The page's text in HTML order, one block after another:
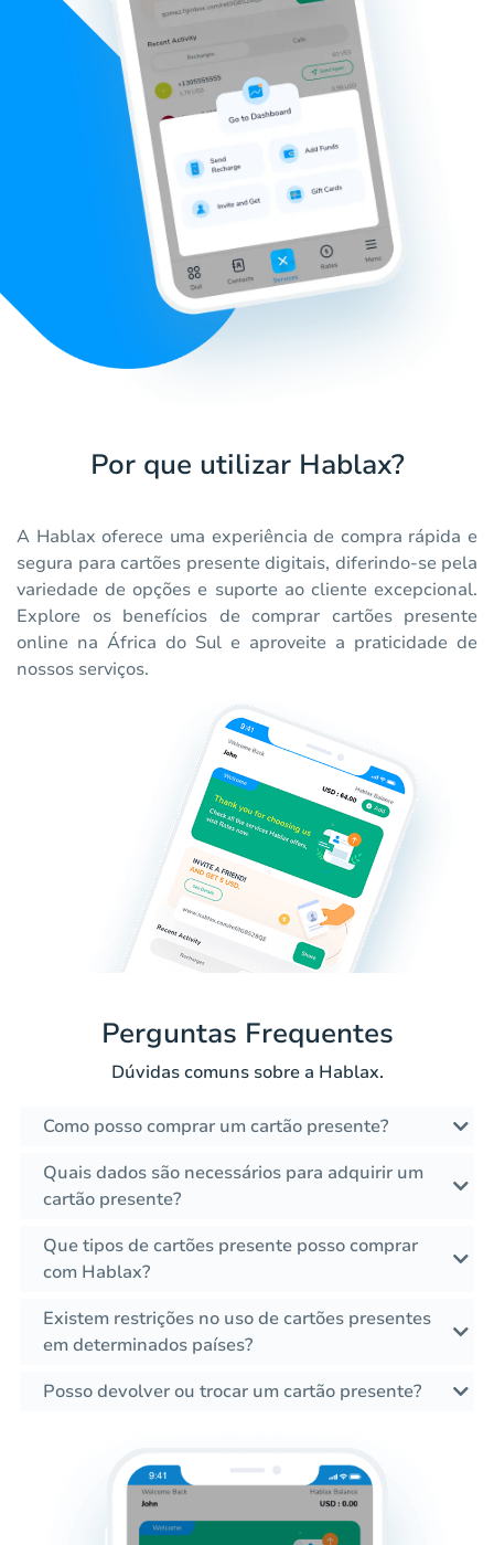
Por que utilizar Hablax?
A Hablax oferece uma experiência de compra rápida e
segura para cartões presente digitais, diferindo-se pela
variedade de opções e suporte ao cliente excepcional.
Explore os benefícios de comprar cartões presente
online na África do Sul e aproveite a praticidade de
nossos serviços.
Perguntas Frequentes
Dúvidas comuns sobre a Hablax.
Como posso comprar um cartão presente?
Quais dados são necessários para adquirir um
cartão presente?
Que tipos de cartões presente posso comprar
com Hablax?
Existem restrições no uso de cartões presentes
em determinados países?
Posso devolver ou trocar um cartão presente?